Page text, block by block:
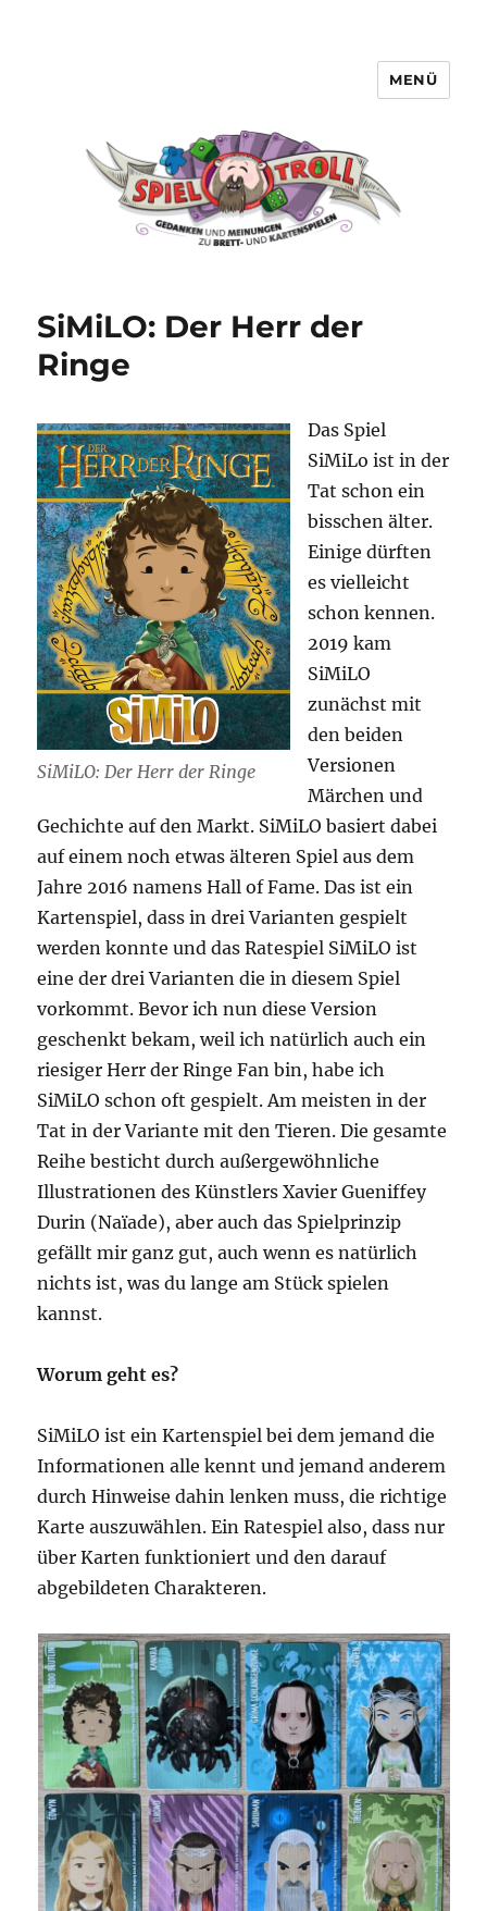
MENÜ
SiMiLO: Der Herr der
Ringe
SiMiLO: Der Herr der Ringe
Das Spiel
SiMiLo ist in der
Tat schon ein
bisschen älter.
Einige dürften
es vielleicht
schon kennen.
2019 kam
SiMiLO
zunächst mit
den beiden
Versionen
Märchen und
Gechichte auf den Markt. SiMiLO basiert dabei
auf einem noch etwas älteren Spiel aus dem
Jahre 2016 namens Hall of Fame. Das ist ein
Kartenspiel, dass in drei Varianten gespielt
werden konnte und das Ratespiel SiMiLO ist
eine der drei Varianten die in diesem Spiel
vorkommt. Bevor ich nun diese Version
geschenkt bekam, weil ich natürlich auch ein
riesiger Herr der Ringe Fan bin, habe ich
SiMiLO schon oft gespielt. Am meisten in der
Tat in der Variante mit den Tieren. Die gesamte
Reihe besticht durch außergewöhnliche
Illustrationen des Künstlers Xavier Gueniffey
Durin (Naïade), aber auch das Spielprinzip
gefällt mir ganz gut, auch wenn es natürlich
nichts ist, was du lange am Stück spielen
kannst.
Worum geht es?
SiMiLO ist ein Kartenspiel bei dem jemand die
Informationen alle kennt und jemand anderem
durch Hinweise dahin lenken muss, die richtige
Karte auszuwählen. Ein Ratespiel also, dass nur
über Karten funktioniert und den darauf
abgebildeten Charakteren.